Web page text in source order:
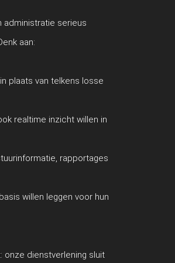
administratie serieus
aan:
plaats van telkens losse
realtime inzicht willen in
rapportages
willen leggen voor hun
onze dienstverlening sluit